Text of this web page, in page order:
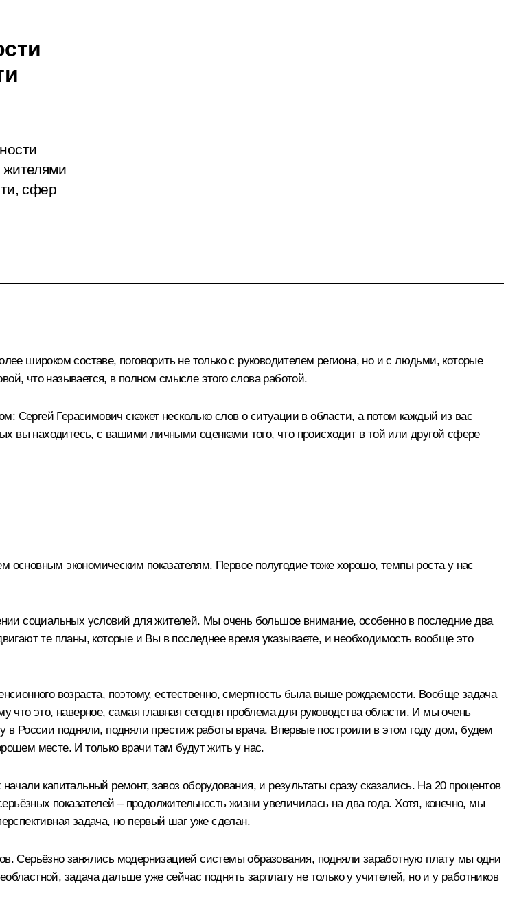
жителями
сфер
широком составе, поговорить не только с руководителем региона, но и с людьми, которые
что называется, в полном смысле этого слова работой.
Сергей Герасимович скажет несколько слов о ситуации в области, а потом каждый из вас
вы находитесь, с вашими личными оценками того, что происходит в той или другой сфере
экономическим показателям. Первое полугодие тоже хорошо, темпы роста у нас
социальных условий для жителей. Мы очень большое внимание, особенно в последние два
те планы, которые и Вы в последнее время указываете, и необходимость вообще это
возраста, поэтому, естественно, смертность была выше рождаемости. Вообще задача
что это, наверное, самая главная сегодня проблема для руководства области. И мы очень
в России подняли, подняли престиж работы врача. Впервые построили в этом году дом, будем
месте. И только врачи там будут жить у нас.
капитальный ремонт, завоз оборудования, и результаты сразу сказались. На 20 процентов
показателей – продолжительность жизни увеличилась на два года. Хотя, конечно, мы
задача, но первый шаг уже сделан.
Серьёзно занялись модернизацией системы образования, подняли заработную плату мы одни
задача дальше уже сейчас поднять зарплату не только у учителей, но и у работников